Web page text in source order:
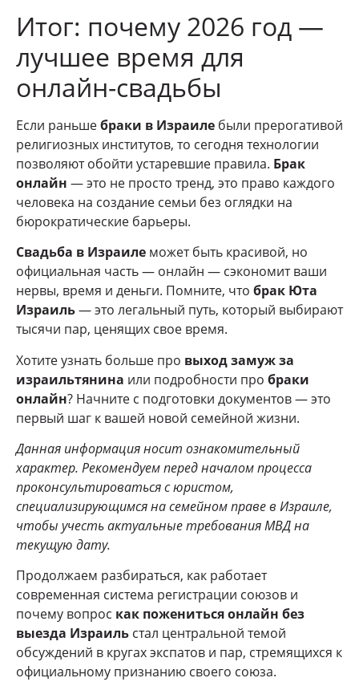
Итог: почему 2026 год —
лучшее время для
онлайн-свадьбы
Если раньшебраки в Израиле были прерогативой
религиозных институтов, то сегодня технологии
позволяют обойти устаревшие правила. Брак
онлайн — это не просто тренд, это право каждого
человека на создание семьи без оглядки на
бюрократические барьеры.
Свадьба в Израиле может быть красивой, но
официальная часть — онлайн — сэкономит ваши
нервы, время и деньги. Помните, что брак Юта
Израиль— это легальный путь, который выбирают
тысячи пар, ценящих свое время.
Хотите узнать больше про выход замуж за
израильтянина или подробности про браки
онлайн? Начните с подготовки документов — это
первый шаг к вашей новой семейной жизни.
Данная информация носит ознакомительный
характер. Рекомендуем перед началом процесса
проконсультироваться с юристом,
специализирующимся на семейном праве в Израиле,
чтобы учесть актуальные требования МВД на
текущую дату.
Продолжаем разбираться, как работает
современная система регистрации союзов и
почему вопрос как пожениться онлайн без
выезда Израиль стал центральной темой
обсуждений в кругах экспатов и пар, стремящихся к
официальному признанию своего союза.